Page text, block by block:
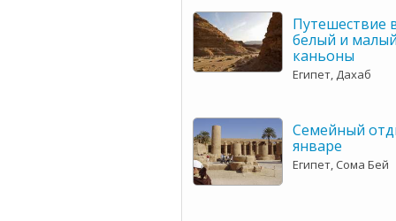
Путешествие
белый и
каньоны
Египет, Дахаб
Семейный
январе
Египет, Сома Бей